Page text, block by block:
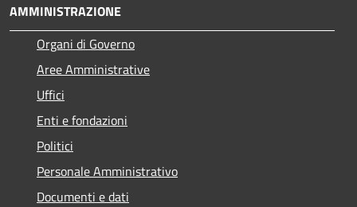
AMMINISTRAZIONE
Organi di Governo
Aree Amministrative
Uffici
Enti e fondazioni
Politici
Personale Amministrativo
Documenti e dati